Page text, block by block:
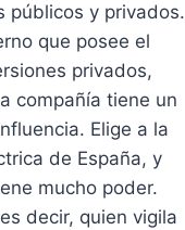
públicos y privados.
que posee el
privados,
compañía tiene un
Elige a la
de España, y
mucho poder.
decir, quien vigila